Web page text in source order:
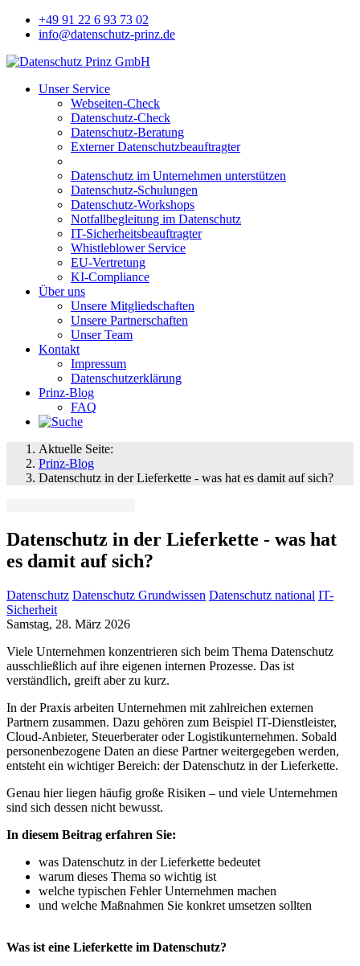
+49 91 22 6 93 73 02
info@datenschutz-prinz.de
Unser Service
Webseiten-Check
Datenschutz-Check
Datenschutz-Beratung
Externer Datenschutzbeauftragter
Datenschutz im Unternehmen unterstützen
Datenschutz-Schulungen
Datenschutz-Workshops
Notfallbegleitung im Datenschutz
IT-Sicherheitsbeauftragter
Whistleblower Service
EU-Vertretung
KI-Compliance
Über uns
Unsere Mitgliedschaften
Unsere Partnerschaften
Unser Team
Kontakt
Impressum
Datenschutzerklärung
Prinz-Blog
FAQ
Aktuelle Seite:
Prinz-Blog
Datenschutz in der Lieferkette - was hat es damit auf sich?
Datenschutz in der Lieferkette - was hat
es damit auf sich?
Datenschutz Datenschutz Grundwissen Datenschutz national IT-
Sicherheit
Samstag, 28. März 2026
Viele Unternehmen konzentrieren sich beim Thema Datenschutz
ausschließlich auf ihre eigenen internen Prozesse. Das ist
verständlich, greift aber zu kurz.
In der Praxis arbeiten Unternehmen mit zahlreichen externen
Partnern zusammen. Dazu gehören zum Beispiel IT-Dienstleister,
Cloud-Anbieter, Steuerberater oder Logistikunternehmen. Sobald
personenbezogene Daten an diese Partner weitergegeben werden,
entsteht ein wichtiger Bereich: der Datenschutz in der Lieferkette.
Genau hier liegen häufig große Risiken – und viele Unternehmen
sind sich dessen nicht bewusst.
In diesem Beitrag erfahren Sie:
was Datenschutz in der Lieferkette bedeutet
warum dieses Thema so wichtig ist
welche typischen Fehler Unternehmen machen
und welche Maßnahmen Sie konkret umsetzen sollten
Was ist eine Lieferkette im Datenschutz?